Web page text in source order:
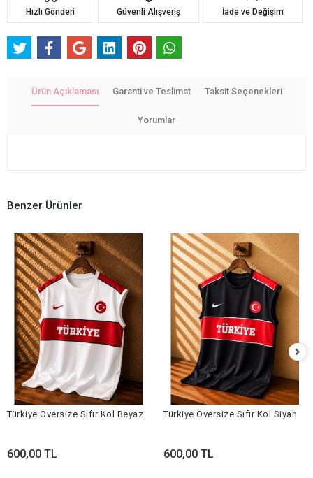
Hızlı Gönderi Güvenli Alışveriş İade ve Değişim
Ürün Açıklaması Garanti ve Teslimat Taksit Seçenekleri
Yorumlar
Benzer Ürünler
Türkiye Oversize Sıfır Kol Beyaz
600,00 TL
Türkiye Oversize Sıfır Kol Siyah
600,00 TL